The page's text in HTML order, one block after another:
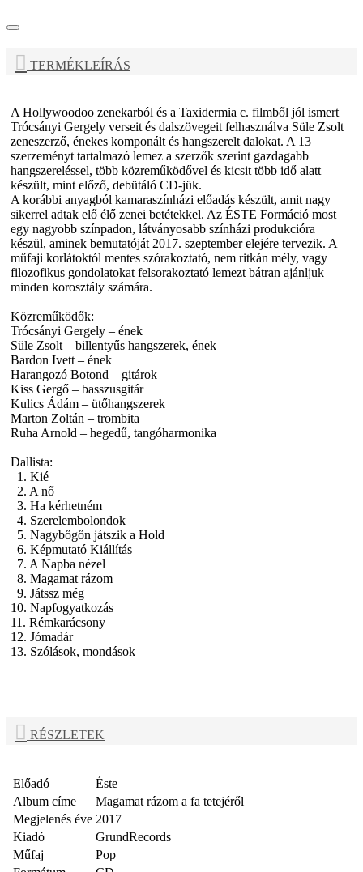
TERMÉKLEÍRÁS
A Hollywoodoo zenekarból és a Taxidermia c. filmből jól ismert
Trócsányi Gergely verseit és dalszövegeit felhasználva Süle Zsolt
zeneszerző, énekes komponált és hangszerelt dalokat. A 13
szerzeményt tartalmazó lemez a szerzők szerint gazdagabb
hangszereléssel, több közreműködővel és kicsit több idő alatt
készült, mint előző, debütáló CD-jük.
A korábbi anyagból kamaraszínházi előadás készült, amit nagy
sikerrel adtak elő élő zenei betétekkel. Az ÉSTE Formáció most
egy nagyobb színpadon, látványosabb színházi produkcióra
készül, aminek bemutatóját 2017. szeptember elejére tervezik. A
műfaji korlátoktól mentes szórakoztató, nem ritkán mély, vagy
filozofikus gondolatokat felsorakoztató lemezt bátran ajánljuk
minden korosztály számára.
Közreműködők:
Trócsányi Gergely – ének
Süle Zsolt – billentyűs hangszerek, ének
Bardon Ivett – ének
Harangozó Botond – gitárok
Kiss Gergő – basszusgitár
Kulics Ádám – ütőhangszerek
Marton Zoltán – trombita
Ruha Arnold – hegedű, tangóharmonika
Dallista:
1. Kié
2. A nő
3. Ha kérhetném
4. Szerelembolondok
5. Nagybőgőn játszik a Hold
6. Képmutató Kiállítás
7. A Napba nézel
8. Magamat rázom
9. Játssz még
10. Napfogyatkozás
11. Rémkarácsony
12. Jómadár
13. Szólások, mondások
RÉSZLETEK
Előadó
Éste
Album címe
Magamat rázom a fa tetejéről
Megjelenés éve 2017
Kiadó
GrundRecords
Műfaj
Pop